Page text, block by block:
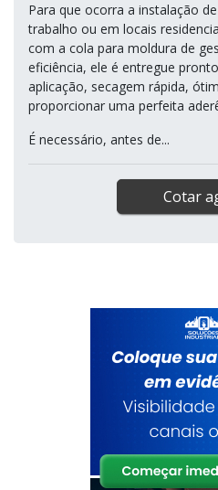
Para que ocorra a instalação
trabalho ou em locais
com a cola para moldura de
eficiência, ele é entregue
aplicação, secagem rápida,
proporcionar uma perfeita
É necessário, antes de...
Cotar